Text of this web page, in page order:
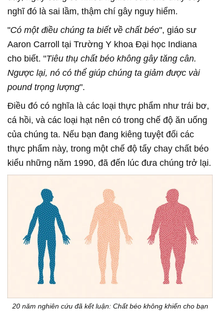
nghĩ đó là sai lầm, thậm chí gây nguy hiểm.
"Có một điều chúng ta biết về chất béo", giáo sư
Aaron Carroll tại Trường Y khoa Đại học Indiana
cho biết. "Tiêu thụ chất béo không gây tăng cân.
Ngược lại, nó có thể giúp chúng ta giảm được vài
pound trọng lượng".
Điều đó có nghĩa là các loại thực phẩm như trái bơ,
cá hồi, và các loại hạt nên có trong chế độ ăn uống
của chúng ta. Nếu bạn đang kiêng tuyệt đối các
thực phẩm này, trong một chế độ tẩy chay chất béo
kiểu những năm 1990, đã đến lúc đưa chúng trở lại.
20 năm nghiên cứu đã kết luận: Chất béo không khiến cho bạn